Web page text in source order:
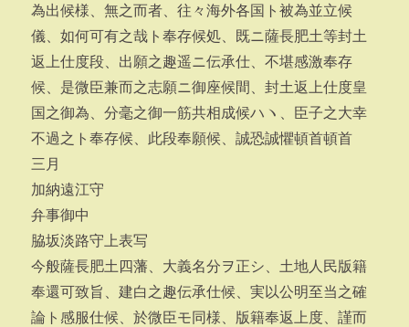
為出候様、無之而者、往々海外各国ト被為並立候
儀、如何可有之哉ト奉存候処、既ニ薩長肥土等封土
返上仕度段、出願之趣遥ニ伝承仕、不堪感激奉存
候、是微臣兼而之志願ニ御座候間、封土返上仕度皇
国之御為、分毫之御一筋共相成候ハヽ、臣子之大幸
不過之ト奉存候、此段奉願候、誠恐誠懼頓首頓首
三月
加納遠江守
弁事御中
脇坂淡路守上表写
今般薩長肥土四藩、大義名分ヲ正シ、土地人民版籍
奉還可致旨、建白之趣伝承仕候、実以公明至当之確
論ト感服仕候、於微臣モ同様、版籍奉返上度、謹而